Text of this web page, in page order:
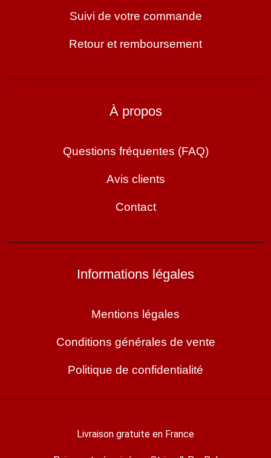
Suivi de votre commande
Retour et remboursement
À propos
Questions fréquentes (FAQ)
Avis clients
Contact
Informations légales
Mentions légales
Conditions générales de vente
Politique de confidentialité
Livraison gratuite en France